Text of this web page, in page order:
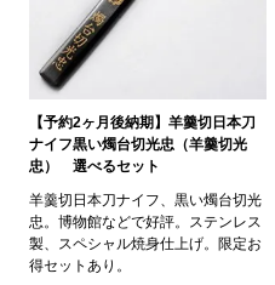
【予約2ヶ月後納期】羊羹切日本刀
ナイフ黒い燭台切光忠（羊羹切光
忠） 選べるセット
羊羹切日本刀ナイフ、黒い燭台切光
忠。博物館などで好評。ステンレス
製、スペシャル焼身仕上げ。限定お
得セットあり。